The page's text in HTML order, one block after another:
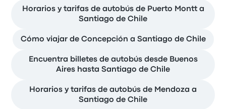
Horarios y tarifas de autobús de Puerto Montt a
Santiago de Chile
Cómo viajar de Concepción a Santiago de Chile
Encuentra billetes de autobús desde Buenos
Aires hasta Santiago de Chile
Horarios y tarifas de autobús de Mendoza a
Santiago de Chile